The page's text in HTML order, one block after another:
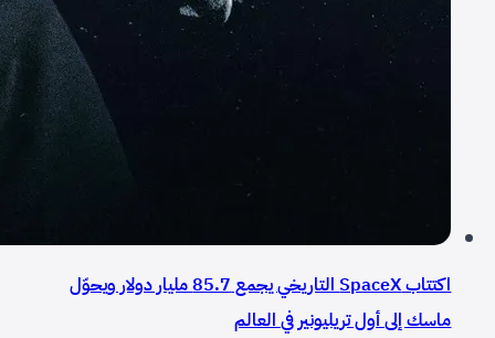
اكتتاب SpaceX التاريخي يجمع 85.7 مليار دولار ويحوّل
ماسك إلى أول تريليونير في العالم